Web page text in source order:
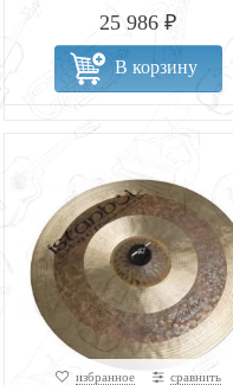
25 986 ₽
В корзину
избранное сравнить